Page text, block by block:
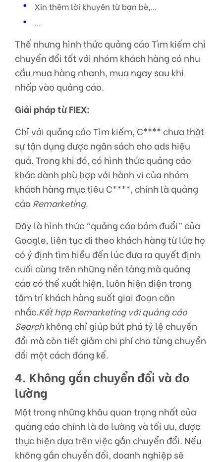
Xin thêm lời khuyên từ bạn bè,…
…
Thế nhưng hình thức quảng cáo Tìm kiếm chỉ
chuyển đổi tốt với nhóm khách hàng có nhu
cầu mua hàng nhanh, mua ngay sau khi
nhấp vào quảng cáo.
Giải pháp từ FIEX:
Chỉ với quảng cáo Tìm kiếm, C**** chưa thật
sự tận dụng được ngân sách cho ads hiệu
quả. Trong khi đó, có hình thức quảng cáo
khác dành phù hợp với hành vi của nhóm
khách hàng mục tiêu C****, chính là quảng
cáo Remarketing.
Đây là hình thức “quảng cáo bám đuổi” của
Google, liên tục đi theo khách hàng từ lúc họ
có ý định tìm hiểu đến lúc đưa ra quyết định
cuối cùng trên những nền tảng mà quảng
cáo có thể xuất hiện, luôn hiện diện trong
tâm trí khách hàng suốt giai đoạn cân
nhắc.Kết hợp Remarketing với quảng cáo
Searchkhông chỉ giúp bứt phá tỷ lệ chuyển
đổi mà còn tiết giảm chi phí cho từng chuyển
đổi một cách đáng kể.
4. Không gắn chuyển đổi và đo
lường
Một trong những khâu quan trọng nhất của
quảng cáo chính là đo lường và tối ưu, được
thực hiện dựa trên việc gắn chuyển đổi. Nếu
không gắn chuyển đổi, doanh nghiệp sẽ